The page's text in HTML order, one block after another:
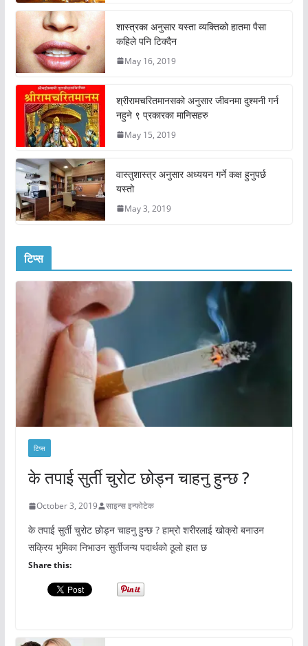
शास्त्रका अनुसार यस्ता व्यक्तिको हातमा पैसा
कहिले पनि टिक्दैन
May 16, 2019
श्रीरामचरितमानसको अनुसार जीवनमा दुश्मनी गर्न
नहुने ९ प्रकारका मानिसहरु
May 15, 2019
वास्तुशास्त्र अनुसार अध्ययन गर्ने कक्ष हुनुपर्छ
यस्तो
May 3, 2019
टिप्स
टिप्स
के तपाई सुर्ती चुरोट छोड्न चाहनु हुन्छ ?
October 3, 2019 साइन्स इन्फोटेक
के तपाई सुर्ती चुरोट छोड्न चाहनु हुन्छ ? हाम्रो शरीरलाई खोक्रो बनाउन
सक्रिय भुमिका निभाउन सुर्तीजन्य पदार्थको ठूलो हात छ
Share this: